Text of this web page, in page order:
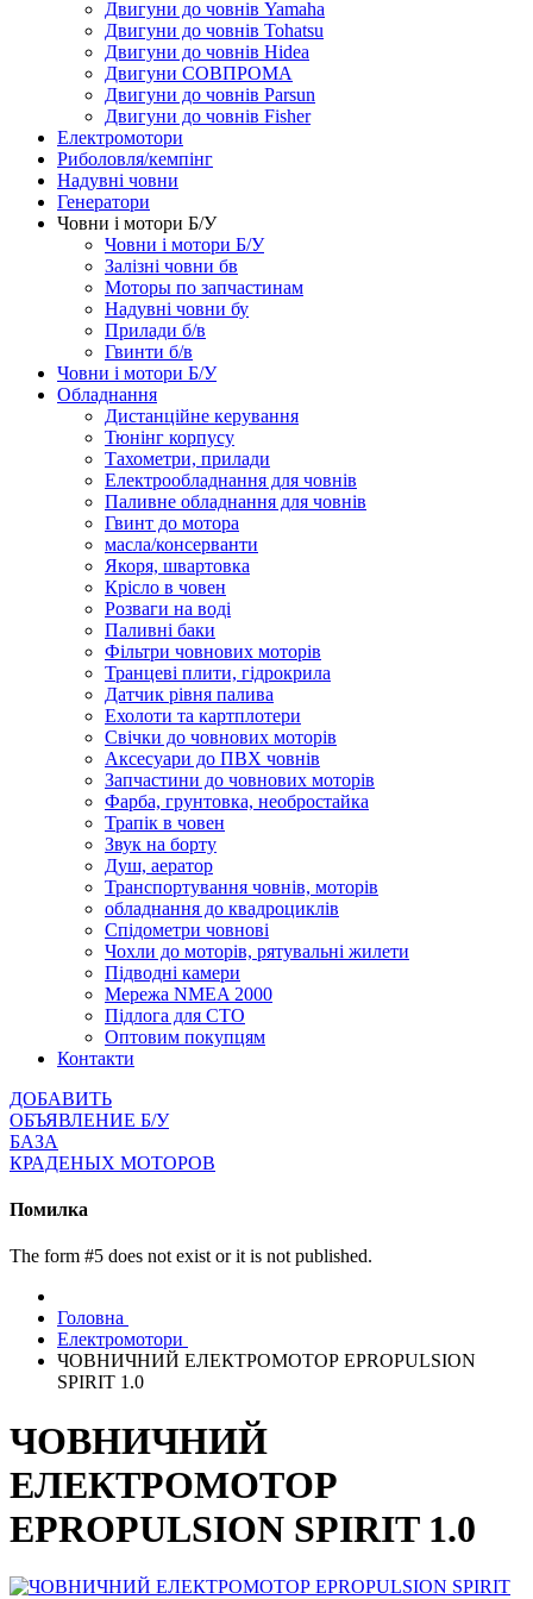
Двигуни до човнів Yamaha
Двигуни до човнів Tohatsu
Двигуни до човнів Hidea
Двигуни СОВПРОМА
Двигуни до човнів Parsun
Двигуни до човнів Fisher
Електромотори
Риболовля/кемпінг
Надувні човни
Генератори
Човни і мотори Б/У
Човни і мотори Б/У
Залізні човни бв
Моторы по запчастинам
Надувні човни бу
Прилади б/в
Гвинти б/в
Човни і мотори Б/У
Обладнання
Дистанційне керування
Тюнінг корпусу
Тахометри, прилади
Електрообладнання для човнів
Паливне обладнання для човнів
Гвинт до мотора
масла/консерванти
Якоря, швартовка
Крісло в човен
Розваги на воді
Паливні баки
Фільтри човнових моторів
Транцеві плити, гідрокрила
Датчик рівня палива
Ехолоти та картплотери
Cвічки до човнових моторів
Аксесуари до ПВХ човнів
Запчастини до човнових моторів
Фарба, грунтовка, необростайка
Трапік в човен
Звук на борту
Душ, аератор
Транспортування човнів, моторів
обладнання до квадроциклів
Спідометри човнові
Чохли до моторів, рятувальні жилети
Підводні камери
Мережа NMEA 2000
Підлога для СТО
Оптовим покупцям
Контакти
ДОБАВИТЬ
ОБЪЯВЛЕНИЕ Б/У
БАЗА
КРАДЕНЫХ МОТОРОВ
Помилка
The form #5 does not exist or it is not published.
Головна
Електромотори
ЧОВНИЧНИЙ ЕЛЕКТРОМОТОР EPROPULSION
SPIRIT 1.0
ЧОВНИЧНИЙ
ЕЛЕКТРОМОТОР
EPROPULSION SPIRIT 1.0